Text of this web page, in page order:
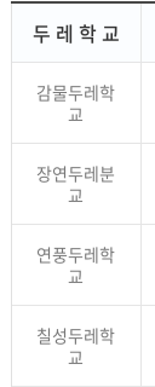
두 레 학 교
감물두레학
교
장연두레분
교
연풍두레학
교
칠성두레학
교